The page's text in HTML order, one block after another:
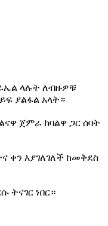
ላሉት ለብዙዎቹ
ያልፋል አላት።
ጀምራ ከባልዋ ጋር ሰባት
ቀን እያገለገለች ከመቅደስ
ትናገር ነበር።